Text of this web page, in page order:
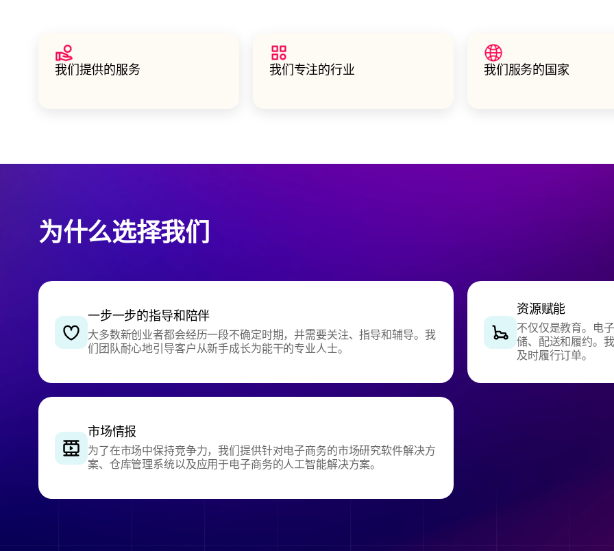
我们提供的服务 我们专注的行业 我们服务的国家
为什么选择我们
一步一步的指导和陪伴
大多数新创业者都会经历一段不确定时期，并需要关注、指导和辅导。我
们团队耐心地引导客户从新手成长为能干的专业人士。
资源赋能
不仅仅是教育。电
储、配送和履约。
及时履行订单。
市场情报
为了在市场中保持竞争力，我们提供针对电子商务的市场研究软件解决方
案、仓库管理系统以及应用于电子商务的人工智能解决方案。